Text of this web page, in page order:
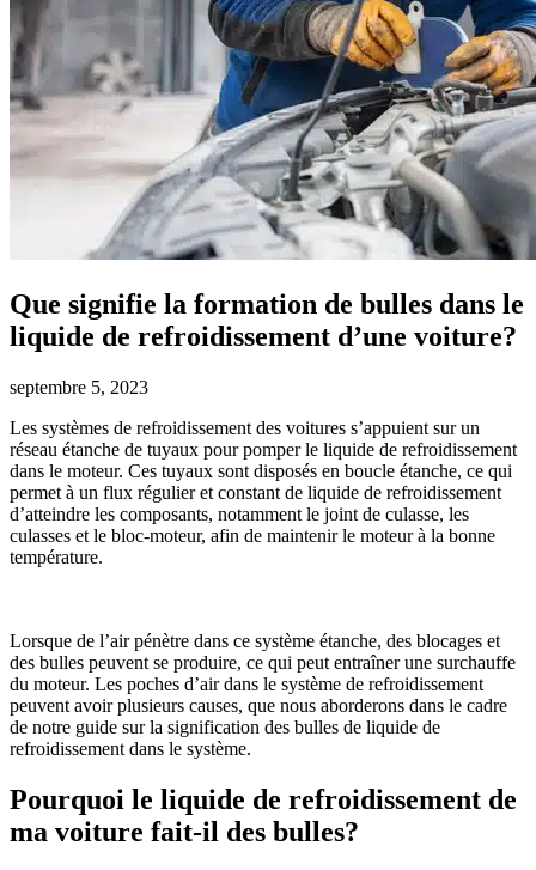
Que signifie la formation de bulles dans le
liquide de refroidissement d’une voiture?
septembre 5, 2023
Les systèmes de refroidissement des voitures s’appuient sur un
réseau étanche de tuyaux pour pomper le liquide de refroidissement
dans le moteur. Ces tuyaux sont disposés en boucle étanche, ce qui
permet à un flux régulier et constant de liquide de refroidissement
d’atteindre les composants, notamment le joint de culasse, les
culasses et le bloc-moteur, afin de maintenir le moteur à la bonne
température.
Lorsque de l’air pénètre dans ce système étanche, des blocages et
des bulles peuvent se produire, ce qui peut entraîner une surchauffe
du moteur. Les poches d’air dans le système de refroidissement
peuvent avoir plusieurs causes, que nous aborderons dans le cadre
de notre guide sur la signification des bulles de liquide de
refroidissement dans le système.
Pourquoi le liquide de refroidissement de
ma voiture fait-il des bulles?